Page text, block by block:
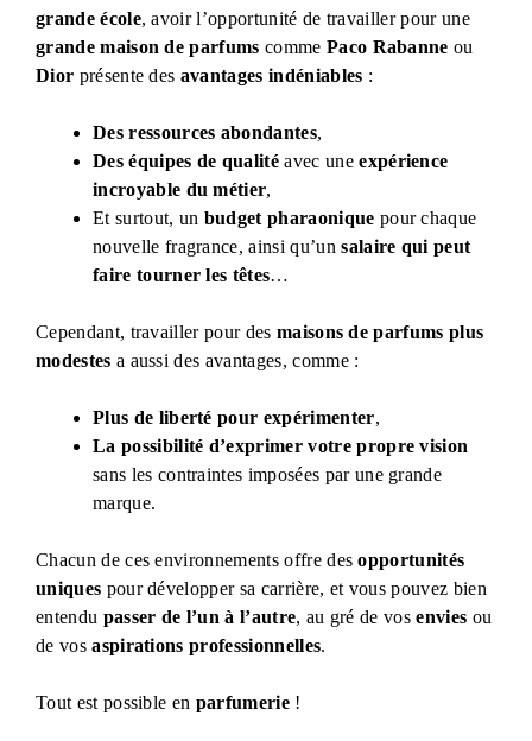
grande école, avoir l’opportunité de travailler pour une
grande maison de parfums comme Paco Rabanne ou
Dior présente des avantages indéniables :
Des ressources abondantes,
Des équipes de qualité avec uneexpérience
incroyable du métier,
Et surtout, un budget pharaonique pour chaque
nouvelle fragrance, ainsi qu’unsalaire qui peut
faire tourner les têtes…
Cependant, travailler pour des maisons de parfums plus
modestes a aussi des avantages, comme :
Plus de liberté pour expérimenter,
La possibilité d’exprimer votre propre vision
sans les contraintes imposées par une grande
marque.
Chacun de ces environnements offre desopportunités
uniques pour développer sa carrière, et vous pouvez bien
entendu passer de l’un à l’autre, au gré de vosenvies ou
de vosaspirations professionnelles.
Tout est possible en parfumerie!